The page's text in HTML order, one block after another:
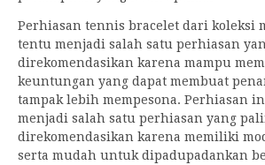
Perhiasan tennis bracelet dari koleksi
tentu menjadi salah satu perhiasan
direkomendasikan karena mampu
keuntungan yang dapat membuat
tampak lebih mempesona. Perhiasan
menjadi salah satu perhiasan yang
direkomendasikan karena memiliki
serta mudah untuk dipadupadankan